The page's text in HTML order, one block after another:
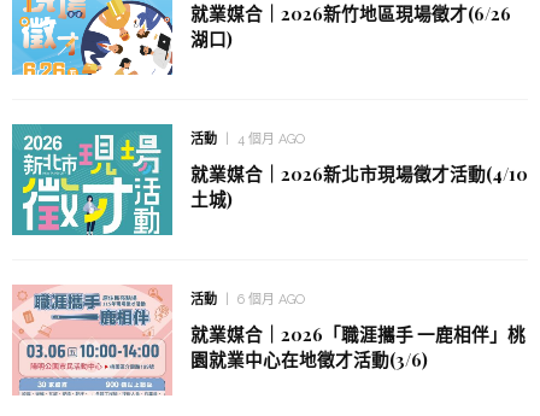
就業媒合｜2026新竹地區現場徵才(6/26
湖口)
活動 4 個月 AGO
就業媒合｜2026新北市現場徵才活動(4/10
土城)
活動 6 個月 AGO
就業媒合｜2026「職涯攜手 一鹿相伴」桃
園就業中心在地徵才活動(3/6)